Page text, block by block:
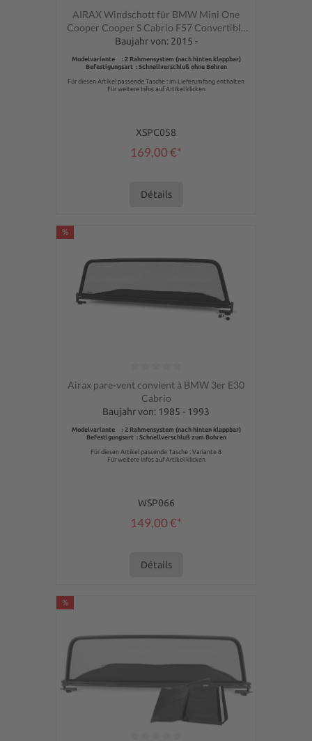
Note moyenne de 0 sur 5 étoiles
AIRAX Windschott für BMW Mini One
Cooper Cooper S Cabrio F57 Convertible
Carbon Optik incl. Tasche
Baujahr von: 2015 -
Modelvariante : 2 Rahmensystem (nach hinten klappbar)
Befestigungsart : Schnellverschluß ohne Bohren
Für diesen Artikel passende Tasche : im Lieferumfang enthalten
Für weitere Infos auf Artikel klicken
XSPC058
169,00 €*
Détails
%
Note moyenne de 0 sur 5 étoiles
Airax pare-vent convient à BMW 3er E30
Cabrio
Baujahr von: 1985 - 1993
Modelvariante : 2 Rahmensystem (nach hinten klappbar)
Befestigungsart : Schnellverschluß zum Bohren
Für diesen Artikel passende Tasche : Variante 8
Für weitere Infos auf Artikel klicken
WSP066
149,00 €*
Détails
%